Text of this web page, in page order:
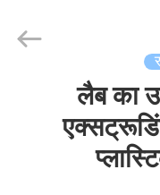
Technology
लैब का